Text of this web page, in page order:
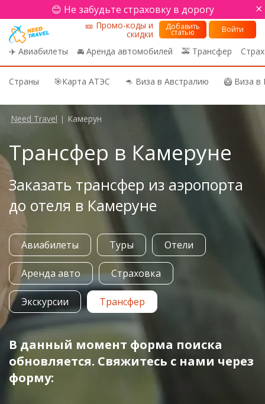
😊 Не забудьте страховку в дорогу ×
✈️ Авиабилеты 🚘 Аренда автомобилей 🚕 Трансфер
🎫 Промо-коды и
скидки
Добавить
статью Войти
Страны 🎯Карта АТЭС 🦘 Виза в Австралию 🥝 Виза
Need Travel | Камерун
Трансфер в Камеруне
Заказать трансфер из аэропорта
до отеля в Камеруне
Авиабилеты Туры Отели
Аренда авто Страховка
Экскурсии Трансфер
В данный момент форма поиска
обновляется. Свяжитесь с нами через
форму: